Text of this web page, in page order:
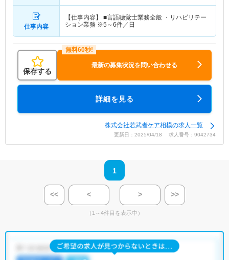
仕事内容
【仕事内容】 ■言語聴覚士業務全般 ・リハビリテー
ション業務 ※5～6件／日
保存する
最新の募集状況を問い合わせる
詳細を見る
株式会社若武者ケア相模の求人一覧
更新日：2025/04/18 求人番号：9042734
1
<< < > >>
（1～4件目を表示中）